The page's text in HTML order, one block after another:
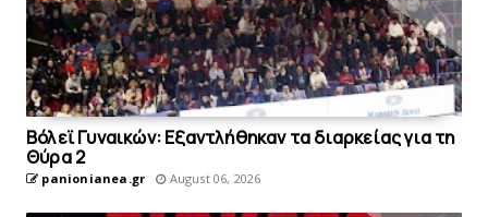
Bόλεϊ Γυναικών: Εξαντλήθηκαν τα διαρκείας για τη
Θύρα 2
panionianea.gr August 06, 2026